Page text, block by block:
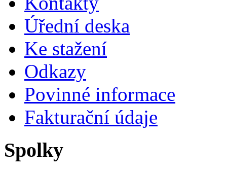
Úřední deska
Ke stažení
Odkazy
Povinné informace
Fakturační údaje
Spolky